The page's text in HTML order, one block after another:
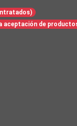
aceptación de